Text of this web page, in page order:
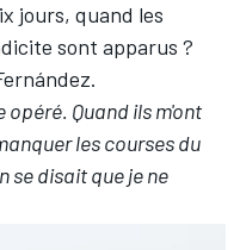
jours, quand les
sont apparus ?
Quand ils m'ont
les courses du
se disait que je ne